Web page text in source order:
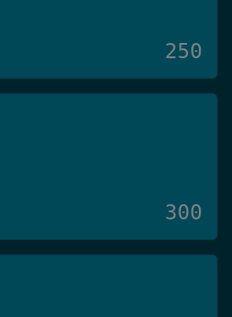
250
300